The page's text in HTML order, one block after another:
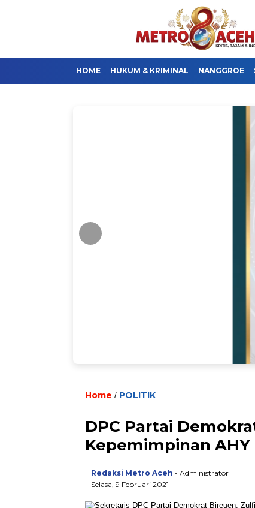
HOME HUKUM & KRIMINAL NANGGROE
Home / POLITIK
DPC Partai
Kepemimpinan AHY
Redaksi Metro Aceh - Administrator
Selasa, 9 Februari 2021